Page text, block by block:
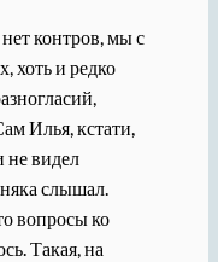
контров, мы с
хоть и редко
Илья, кстати,
не видел
слышал.
вопросы ко
Такая, на